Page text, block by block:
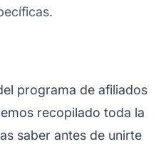
programa de afiliados
recopilado toda la
saber antes de unirte